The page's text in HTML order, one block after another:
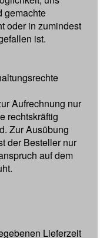
gemachte
oder in zumindest
ist.
Aufrechnung nur
rechtskräftig
Zur Ausübung
der Besteller nur
auf dem
Lieferzeit